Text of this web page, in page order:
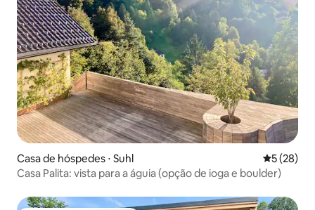
Casa de hóspedes ⋅ Suhl 5 de uma
5 (28)
Casa Palita: vista para a águia (opção de ioga e boulder)